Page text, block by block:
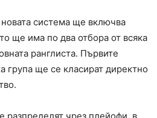
система ще включва
ще има по два отбора от всяка
ранглиста. Първите
група ще се класират директно